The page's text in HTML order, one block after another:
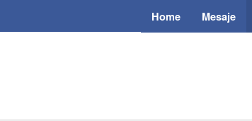
Home Mesaje